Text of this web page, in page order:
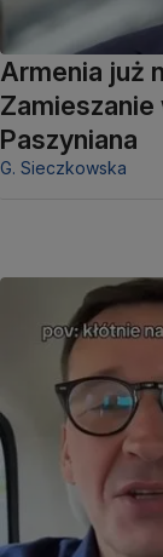
Armenia już
Zamieszanie
Paszyniana
G. Sieczkowska